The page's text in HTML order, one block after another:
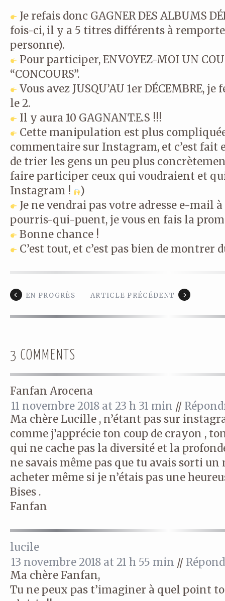
Je refais donc GAGNER DES ALBUMS
fois-ci, il y a 5 titres différents à
personne).
Pour participer, ENVOYEZ-MOI UN
“CONCOURS”.
Vous avez JUSQU’AU 1er DÉCEMBRE,
le 2.
Il y aura 10 GAGNANT.E.S !!!
Cette manipulation est plus
commentaire sur Instagram, et c’est fait
de trier les gens un peu plus
faire participer ceux qui voudraient et
Instagram !
)
Je ne vendrai pas votre adresse e-mail
pourris-qui-puent, je vous en fais la
Bonne chance !
C’est tout, et c’est pas bien de montrer
EN PROGRÈS ARTICLE PRÉCÉDENT
3 COMMENTS
Fanfan Arocena
11 novembre 2018 at 23 h 31 min //
Ma chère Lucille , n’étant pas sur
comme j’apprécie ton coup de crayon ,
qui ne cache pas la diversité et la
ne savais même pas que tu avais sorti
acheter même si je n’étais pas une
Bises .
Fanfan
lucile
13 novembre 2018 at 21 h 55 min //
Ma chère Fanfan,
Tu ne peux pas t’imaginer à quel point